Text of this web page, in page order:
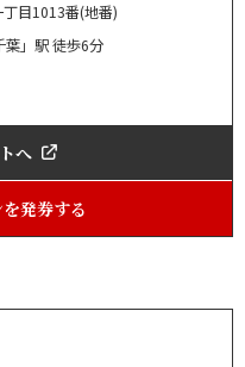
目1013番(地番)
葉」駅 徒歩6分
へ
発券する